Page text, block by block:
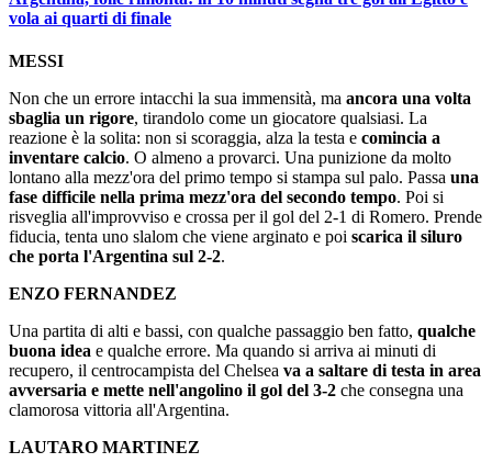
vola ai quarti di finale
MESSI
Non che un errore intacchi la sua immensità, ma ancora una volta
sbaglia un rigore, tirandolo come un giocatore qualsiasi. La
reazione è la solita: non si scoraggia, alza la testa e comincia a
inventare calcio. O almeno a provarci. Una punizione da molto
lontano alla mezz'ora del primo tempo si stampa sul palo. Passa una
fase difficile nella prima mezz'ora del secondo tempo. Poi si
risveglia all'improvviso e crossa per il gol del 2-1 di Romero. Prende
fiducia, tenta uno slalom che viene arginato e poi scarica il siluro
che porta l'Argentina sul 2-2.
ENZO FERNANDEZ
Una partita di alti e bassi, con qualche passaggio ben fatto, qualche
buona idea e qualche errore. Ma quando si arriva ai minuti di
recupero, il centrocampista del Chelsea va a saltare di testa in area
avversaria e mette nell'angolino il gol del 3-2 che consegna una
clamorosa vittoria all'Argentina.
LAUTARO MARTINEZ